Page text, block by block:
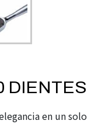
DIENTES
en un solo